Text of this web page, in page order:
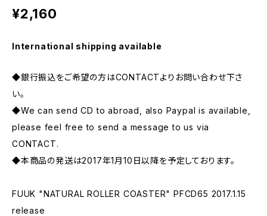
¥2,160
International shipping available
◆銀行振込をご希望の方はCONTACTよりお問い合わせ下さ
い。
◆We can send CD to abroad, also Paypal is available,
please feel free to send a message to us via
CONTACT.
◆本商品の発送は2017年1月10日以降を予定しております。
FUUK "NATURAL ROLLER COASTER" PFCD65 2017.1.15
release